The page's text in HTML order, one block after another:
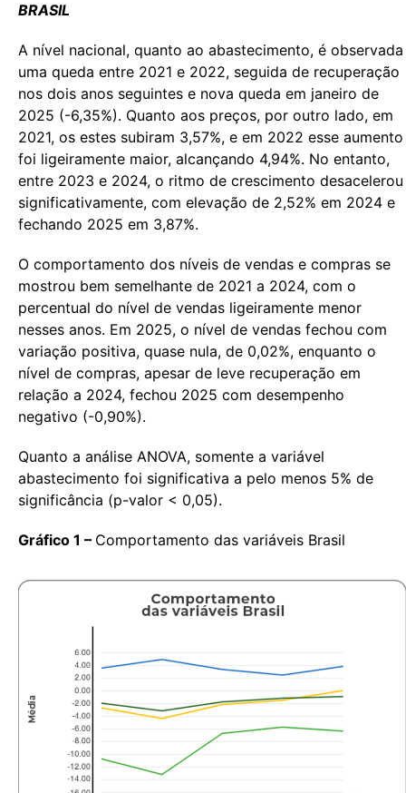
BRASIL
A nível nacional, quanto ao abastecimento, é observada
uma queda entre 2021 e 2022, seguida de recuperação
nos dois anos seguintes e nova queda em janeiro de
2025 (-6,35%). Quanto aos preços, por outro lado, em
2021, os estes subiram 3,57%, e em 2022 esse aumento
foi ligeiramente maior, alcançando 4,94%. No entanto,
entre 2023 e 2024, o ritmo de crescimento desacelerou
significativamente, com elevação de 2,52% em 2024 e
fechando 2025 em 3,87%.
O comportamento dos níveis de vendas e compras se
mostrou bem semelhante de 2021 a 2024, com o
percentual do nível de vendas ligeiramente menor
nesses anos. Em 2025, o nível de vendas fechou com
variação positiva, quase nula, de 0,02%, enquanto o
nível de compras, apesar de leve recuperação em
relação a 2024, fechou 2025 com desempenho
negativo (-0,90%).
Quanto a análise ANOVA, somente a variável
abastecimento foi significativa a pelo menos 5% de
significância (p-valor < 0,05).
Gráfico 1 – Comportamento das variáveis Brasil